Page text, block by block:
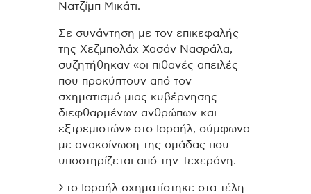
Νατζίμπ Μικάτι.
Σε συνάντηση με τον επικεφαλής
της Χεζμπολάχ Χασάν Νασράλα,
συζητήθηκαν «οι πιθανές απειλές
που προκύπτουν από τον
σχηματισμό μιας κυβέρνησης
διεφθαρμένων ανθρώπων και
εξτρεμιστών» στο Ισραήλ, σύμφωνα
με ανακοίνωση της ομάδας που
υποστηρίζεται από την Τεχεράνη.
Στο Ισραήλ σχηματίστηκε στα τέλη